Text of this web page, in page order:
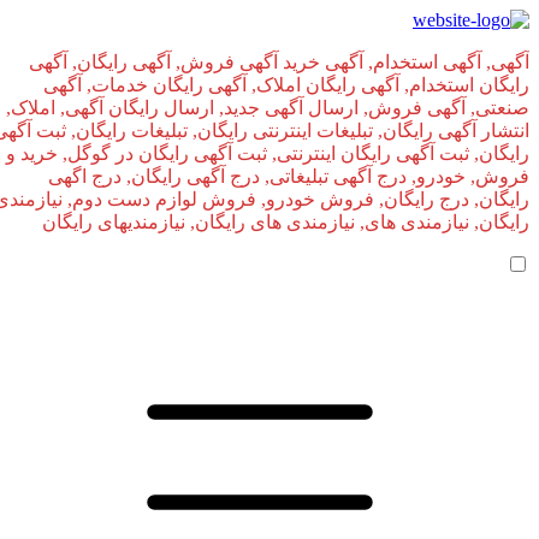
آگهی, آگهی استخدام, آگهی خرید آگهی فروش, آگهی رایگان, آگهی
رایگان استخدام, آگهی رایگان املاک, آگهی رایگان خدمات, آگهی
صنعتی, آگهی فروش, ارسال آگهی جدید, ارسال رایگان آگهی, املاک,
انتشار آگهی رایگان, تبلیغات اینترنتی رایگان, تبلیغات رایگان, ثبت آگهی
رایگان, ثبت آگهی رایگان اینترنتی, ثبت آگهی رایگان در گوگل, خرید و
فروش, خودرو, درج آگهی تبلیغاتی, درج آگهی رایگان, درج اگهی
رایگان, درج رایگان, فروش خودرو, فروش لوازم دست دوم, نیازمندی
رایگان, نیازمندی های, نیازمندی‌ های رایگان, نیازمندیهای رایگان